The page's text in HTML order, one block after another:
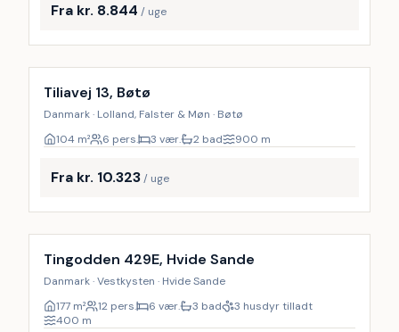
Fra kr. 8.844 / uge
Inkl. rengøring
Tiliavej 13, Bøtø
Danmark · Lolland, Falster & Møn · Bøtø
104 m² 6 pers. 3 vær. 2 bad 900 m
Fra kr. 10.323/ uge
Inkl. rengøring
Tingodden 429E, Hvide Sande
Danmark · Vestkysten · Hvide Sande
177 m² 12 pers. 6 vær. 3 bad
3 husdyr tilladt
400 m